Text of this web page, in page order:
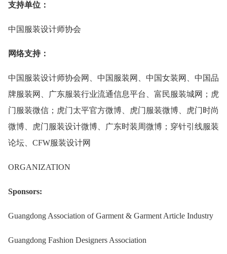
支持单位：
中国服装设计师协会
网络支持：
中国服装设计师协会网、中国服装网、中国女装网、中国品
牌服装网、广东服装行业流通信息平台、富民服装城网；虎
门服装微信；虎门太平官方微博、虎门服装微博、虎门时尚
微博、虎门服装设计微博、广东时装周微博；穿针引线服装
论坛、CFW服装设计网
ORGANIZATION
Sponsors:
Guangdong Association of Garment & Garment Article Industry
Guangdong Fashion Designers Association